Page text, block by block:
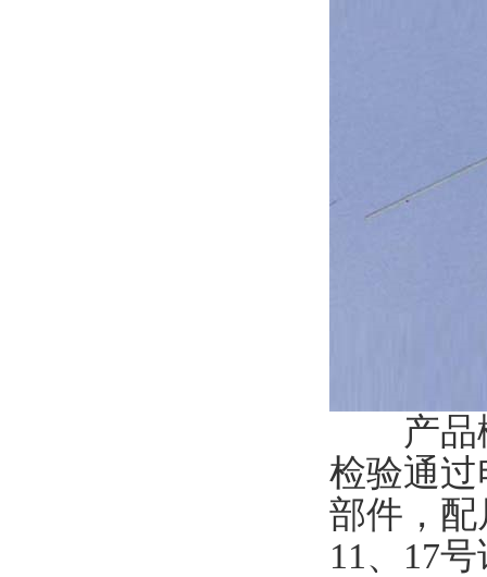
产品概
检验通
部件，
11、17